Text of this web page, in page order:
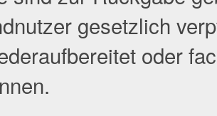
gesetzlich
oder